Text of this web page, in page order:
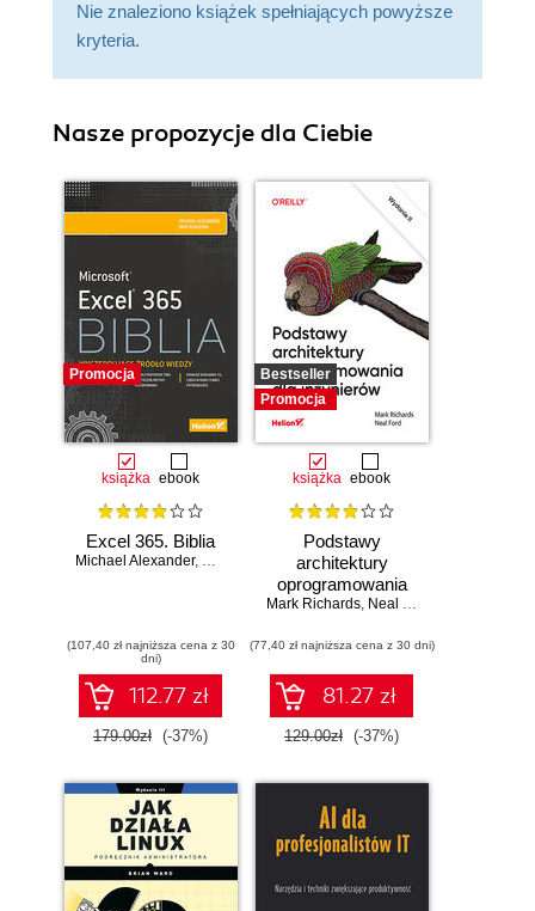
damian@sinay.com.ar, follow him on Twitter at
@damiansinay, and can also read the blog at
Nie znaleziono książek spełniających powyższe
kryteria.
Nasze propozycje dla Ciebie
Promocja
książka ebook
Excel 365. Biblia
Michael Alexander, Dick Kusleika
(107,40 zł najniższa cena z 30
dni)
112.77 zł
179.00zł (-37%)
Bestseller
Promocja
książka ebook
Podstawy
architektury
oprogramowania
dla inżynierów.
Mark Richards, Neal Ford
(77,40 zł najniższa cena z 30 dni)
81.27 zł
129.00zł (-37%)